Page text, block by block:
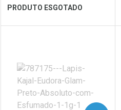
Ver Desconto Convênio
PRODUTO ESGOTADO
Laboratório
Por Menos